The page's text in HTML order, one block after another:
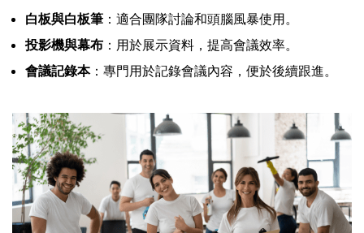
白板與白板筆 ：適合團隊討論和頭腦風暴使用。
投影機與幕布 ：用於展示資料，提高會議效率。
會議記錄本：專門用於記錄會議內容，便於後續跟進。